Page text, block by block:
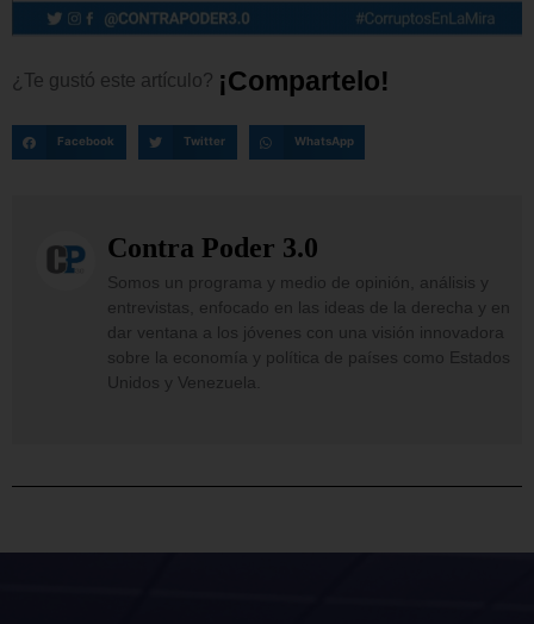
¿Te gustó este artículo? ¡Compartelo!
Facebook Twitter WhatsApp
Contra Poder 3.0
Somos un programa y medio de opinión, análisis y
entrevistas, enfocado en las ideas de la derecha y en
dar ventana a los jóvenes con una visión innovadora
sobre la economía y política de países como Estados
Unidos y Venezuela.